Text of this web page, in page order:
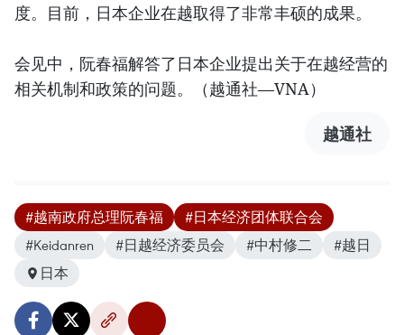
度。目前，日本企业在越取得了非常丰硕的成果。
会见中，阮春福解答了日本企业提出关于在越经营的
相关机制和政策的问题。（越通社—VNA）
越通社
#越南政府总理阮春福
#日本经济团体联合会
#Keidanren
#日越经济委员会 #中村修二
#越日
日本